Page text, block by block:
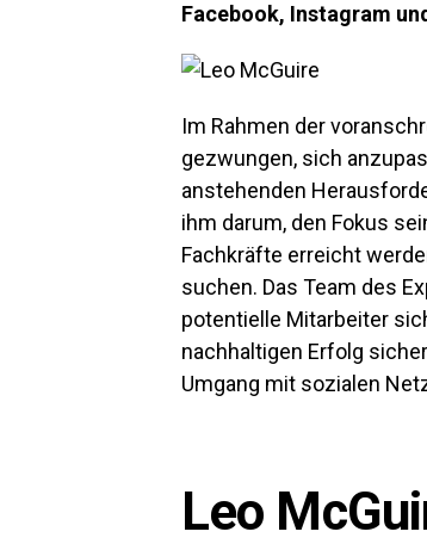
Facebook, Instagram
Im Rahmen der
gezwungen, sich
anstehenden
ihm darum, den Fokus
Fachkräfte erreicht
suchen. Das Team des
potentielle Mitarbeiter
nachhaltigen Erfolg
Umgang mit sozialen
Leo